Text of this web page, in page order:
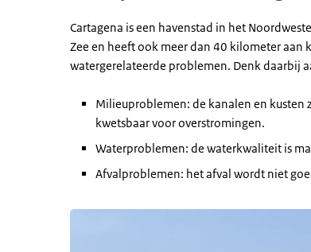
Cartagena is een havenstad in het
Zee en heeft ook meer dan 40 kilometer aan
watergerelateerde problemen. Denk daarbij
Milieuproblemen: de kanalen en
kwetsbaar voor overstromingen.
Waterproblemen: de waterkwaliteit is
Afvalproblemen: het afval wordt niet